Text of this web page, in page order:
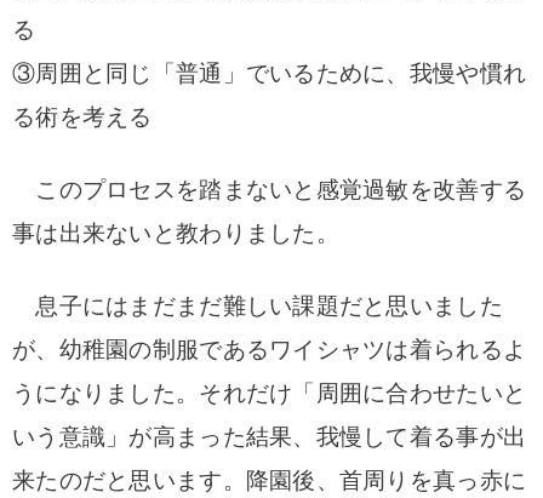
る
③周囲と同じ「普通」でいるために、我慢や慣れ
る術を考える
このプロセスを踏まないと感覚過敏を改善する
事は出来ないと教わりました。
息子にはまだまだ難しい課題だと思いました
が、幼稚園の制服であるワイシャツは着られるよ
うになりました。それだけ「周囲に合わせたいと
いう意識」が高まった結果、我慢して着る事が出
来たのだと思います。降園後、首周りを真っ赤に